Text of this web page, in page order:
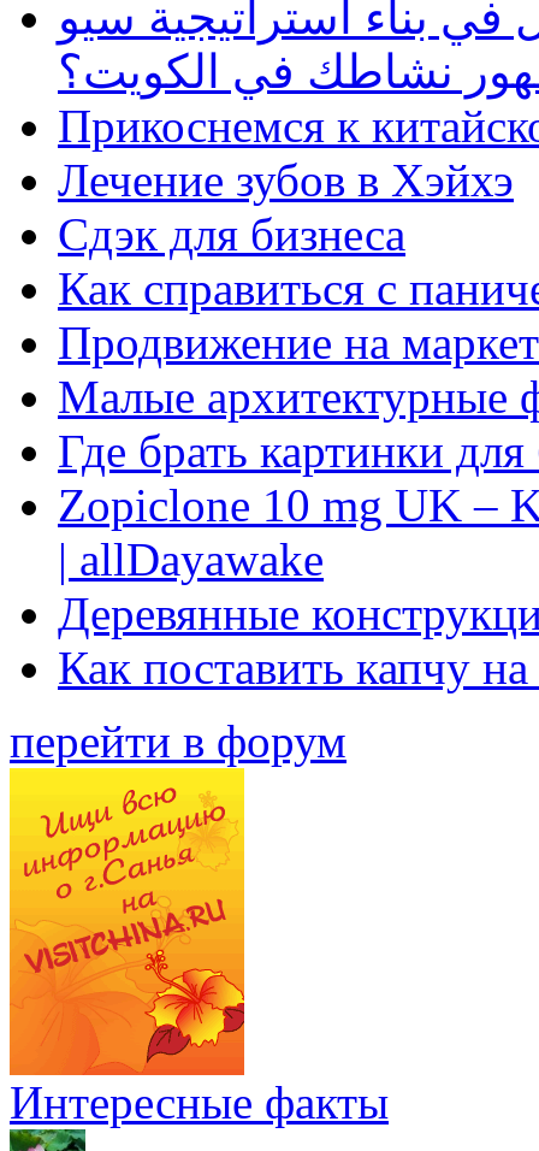
بناء استراتيجية سيو
نشاطك في الكويت؟
Прикоснемся к
Лечение зубов в Хэйхэ
Сдэк для бизнеса
Как справиться с
Продвижение на
Малые архитектурные
Где брать картинки
Zopiclone 10 mg UK –
| allDayawake
Деревянные
Как поставить капчу
перейти в форум
Интересные факты